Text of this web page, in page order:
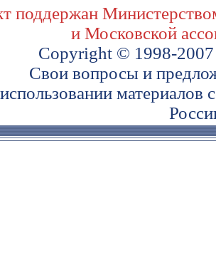
поддержан
и Московской
Copyright © 1998-
Свои вопросы и